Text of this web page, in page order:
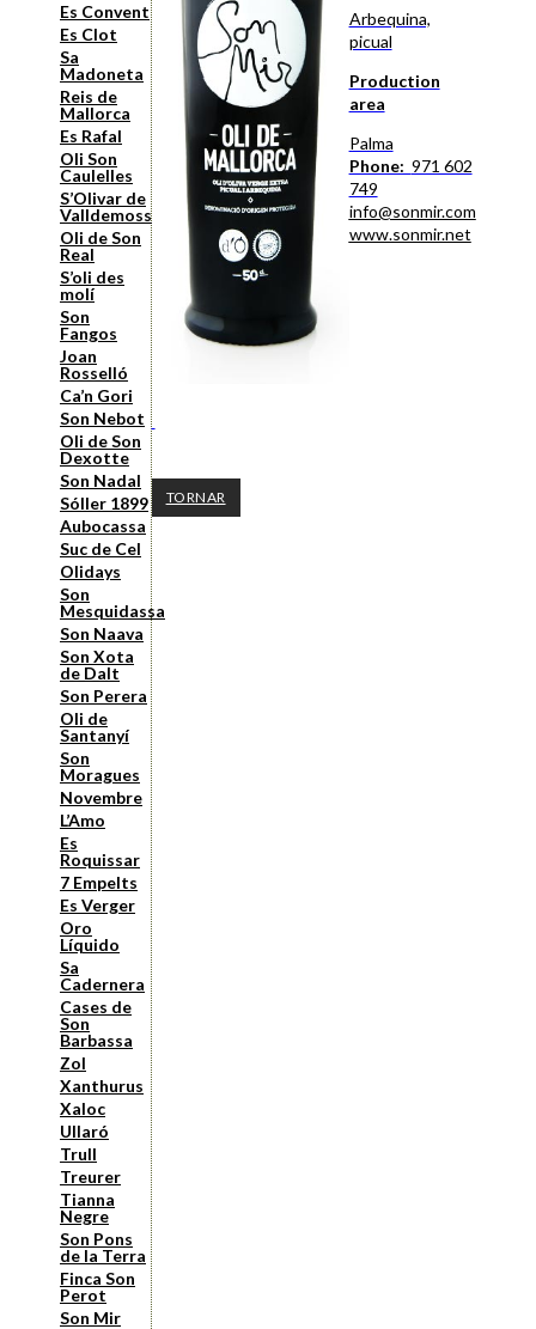
Es Convent
Es Clot
Sa
Madoneta
Reis de
Mallorca
Es Rafal
Oli Son
Caulelles
S’Olivar de
Valldemossa
Oli de Son
Real
S’oli des
molí
Son
Fangos
Joan
Rosselló
Ca’n Gori
Son Nebot
Oli de Son
Dexotte
Son Nadal
Sóller 1899
Aubocassa
Suc de Cel
Olidays
Son
Mesquidassa
Son Naava
Son Xota
de Dalt
Son Perera
Oli de
Santanyí
Son
Moragues
Novembre
L’Amo
Es
Roquissar
7 Empelts
Es Verger
Oro
Líquido
Sa
Cadernera
Cases de
Son
Barbassa
Zol
Xanthurus
Xaloc
Ullaró
Trull
Treurer
Tianna
Negre
Son Pons
de la Terra
Finca Son
Perot
Son Mir
Arbequina,
picual
Production
area
Palma
Phone: 971 602
749
info@sonmir.com
www.sonmir.net
TORNAR